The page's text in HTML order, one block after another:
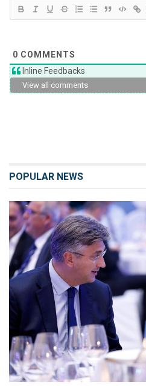
0 COMMENTS
Inline Feedbacks
View all comments
POPULAR NEWS